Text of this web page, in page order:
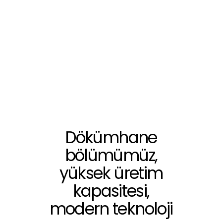
Dökümhane
bölümümüz,
yüksek üretim
kapasitesi,
modern teknoloji